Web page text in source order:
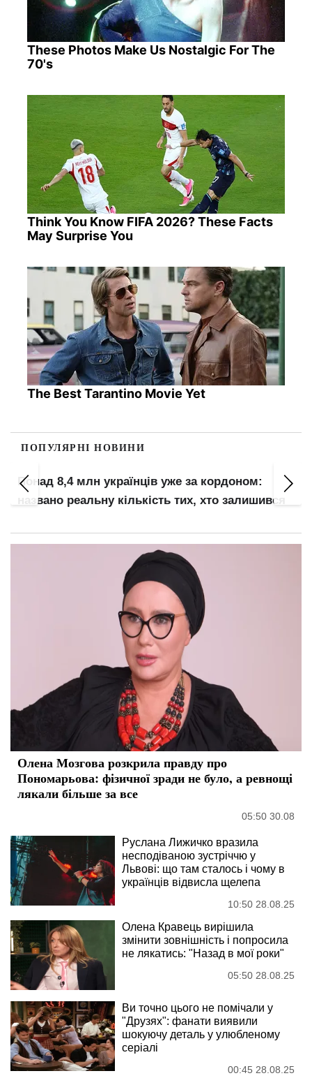
These Photos Make Us Nostalgic For The
70's
Think You Know FIFA 2026? These Facts
May Surprise You
The Best Tarantino Movie Yet
ПОПУЛЯРНІ НОВИНИ
Понад 8,4 млн українців уже за кордоном:
названо реальну кількість тих, хто залишився
Олена Мозгова розкрила правду про
Пономарьова: фізичної зради не було, а ревнощі
лякали більше за все
05:50 30.08
Руслана Лижичко вразила
несподіваною зустріччю у
Львові: що там сталось і чому в
українців відвисла щелепа
10:50 28.08.25
Олена Кравець вирішила
змінити зовнішність і попросила
не лякатись: "Назад в мої роки"
05:50 28.08.25
Ви точно цього не помічали у
"Друзях": фанати виявили
шокуючу деталь у улюбленому
серіалі
00:45 28.08.25